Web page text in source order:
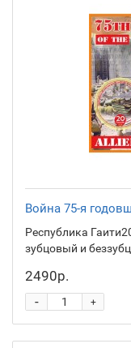
Война 75-я
Республика
зубцовый и
2490р.
+
-